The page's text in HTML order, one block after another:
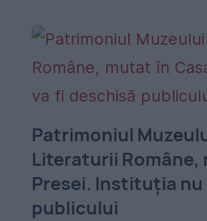
Patrimoniul
Literaturii Române,
Presei. Instituţia nu
publicului